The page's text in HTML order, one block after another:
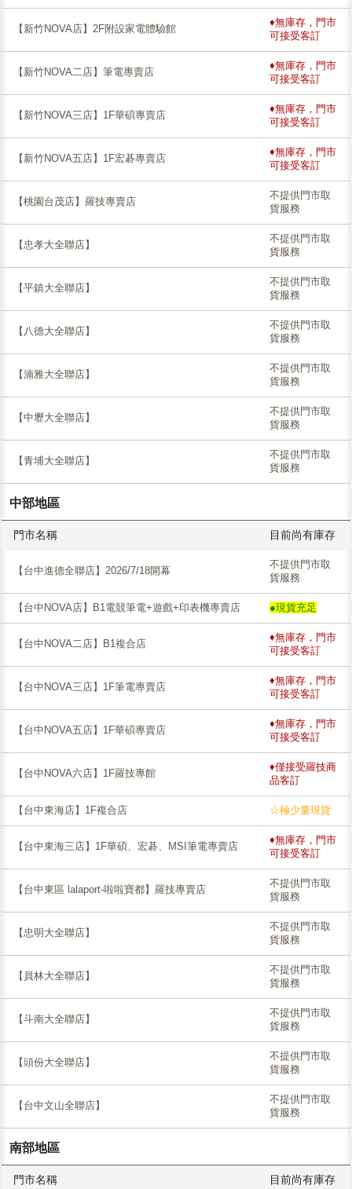
【新竹NOVA店】2F附設家電體驗館
♦無庫存，門市
可接受客訂
【新竹NOVA二店】筆電專賣店
♦無庫存，門市
可接受客訂
【新竹NOVA三店】1F華碩專賣店
♦無庫存，門市
可接受客訂
【新竹NOVA五店】1F宏碁專賣店
♦無庫存，門市
可接受客訂
【桃園台茂店】羅技專賣店
不提供門市取
貨服務
【忠孝大全聯店】
不提供門市取
貨服務
【平鎮大全聯店】
不提供門市取
貨服務
【八德大全聯店】
不提供門市取
貨服務
【湳雅大全聯店】
不提供門市取
貨服務
【中壢大全聯店】
不提供門市取
貨服務
【青埔大全聯店】
不提供門市取
貨服務
中部地區
門市名稱 目前尚有庫存
【台中進德全聯店】2026/7/18開幕
不提供門市取
貨服務
【台中NOVA店】B1電競筆電+遊戲+印表機專賣店 ●現貨充足
【台中NOVA二店】B1複合店
♦無庫存，門市
可接受客訂
【台中NOVA三店】1F筆電專賣店
♦無庫存，門市
可接受客訂
【台中NOVA五店】1F華碩專賣店
♦無庫存，門市
可接受客訂
【台中NOVA六店】1F羅技專館
♦僅接受羅技商
品客訂
【台中東海店】1F複合店 ☆極少量現貨
【台中東海三店】1F華碩、宏碁、MSI筆電專賣店
♦無庫存，門市
可接受客訂
【台中東區 lalaport-啦啦寶都】羅技專賣店
不提供門市取
貨服務
【忠明大全聯店】
不提供門市取
貨服務
【員林大全聯店】
不提供門市取
貨服務
【斗南大全聯店】
不提供門市取
貨服務
【頭份大全聯店】
不提供門市取
貨服務
【台中文山全聯店】
不提供門市取
貨服務
南部地區
門市名稱 目前尚有庫存